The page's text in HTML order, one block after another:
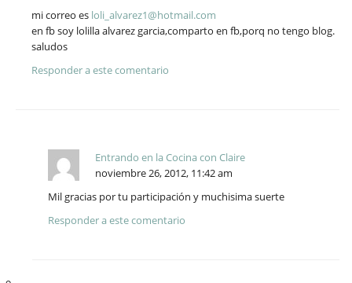
mi correo es loli_alvarez1@hotmail.com
en fb soy lolilla alvarez garcia,comparto en fb,porq no tengo blog.
saludos
Responder a este comentario
Entrando en la Cocina con Claire
noviembre 26, 2012, 11:42 am
Mil gracias por tu participación y muchisima suerte
Responder a este comentario